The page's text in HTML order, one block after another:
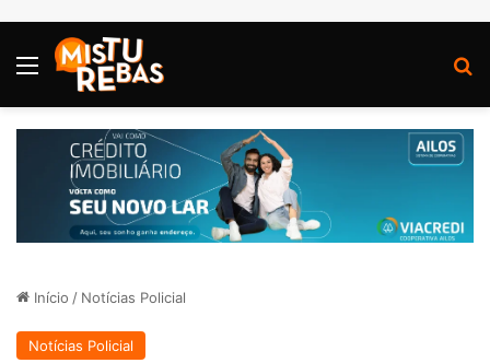
Menu
Início / Notícias Policial
Notícias Policial